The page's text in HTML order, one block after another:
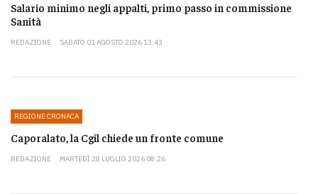
Salario minimo negli appalti, primo passo in commissione
Sanità
REDAZIONE SABATO 01 AGOSTO 2026 13:43
REGIONE CRONACA
Caporalato, la Cgil chiede un fronte comune
REDAZIONE MARTEDÌ 28 LUGLIO 2026 08:26